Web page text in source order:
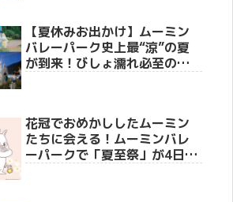
【夏休みお出かけ】ムーミン
バレーパーク史上最“涼”の夏
が到来！びしょ濡れ必至の新
花冠でおめかししたムーミン
たちに会える！ムーミンバレ
ーパークで「夏至祭」が4日間